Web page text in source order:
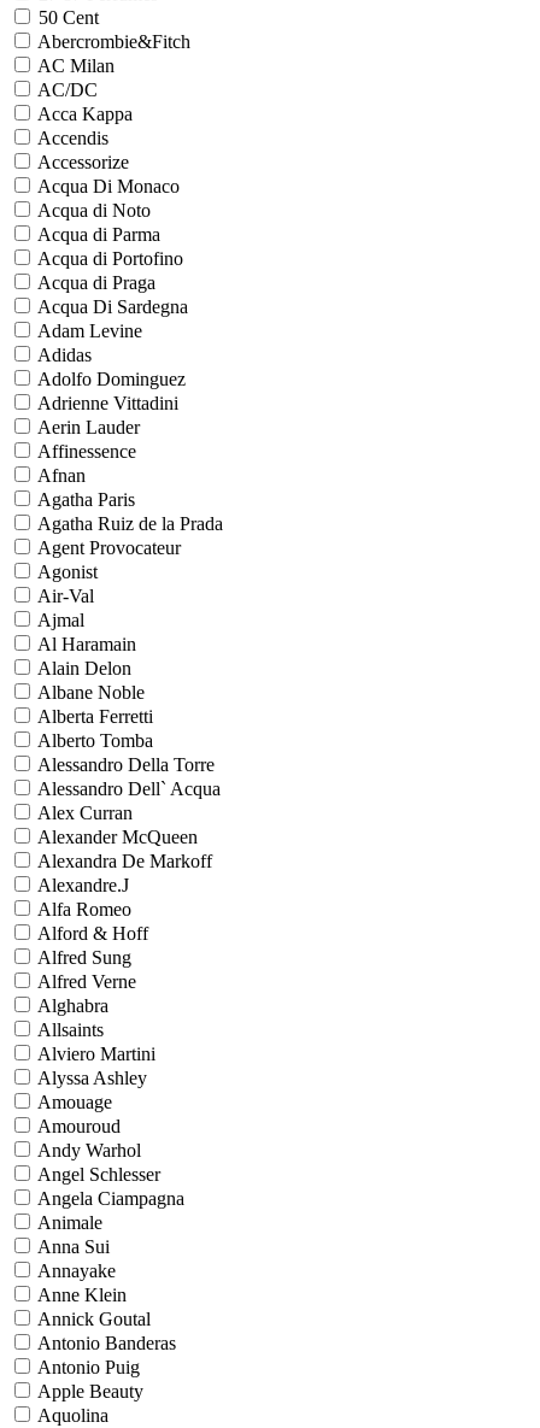
50 Cent
Abercrombie&Fitch
AC Milan
AC/DC
Acca Kappa
Accendis
Accessorize
Acqua Di Monaco
Acqua di Noto
Acqua di Parma
Acqua di Portofino
Acqua di Praga
Acqua Di Sardegna
Adam Levine
Adidas
Adolfo Dominguez
Adrienne Vittadini
Aerin Lauder
Affinessence
Afnan
Agatha Paris
Agatha Ruiz de la Prada
Agent Provocateur
Agonist
Air-Val
Ajmal
Al Haramain
Alain Delon
Albane Noble
Alberta Ferretti
Alberto Tomba
Alessandro Della Torre
Alessandro Dell` Acqua
Alex Curran
Alexander McQueen
Alexandra De Markoff
Alexandre.J
Alfa Romeo
Alford & Hoff
Alfred Sung
Alfred Verne
Alghabra
Allsaints
Alviero Martini
Alyssa Ashley
Amouage
Amouroud
Andy Warhol
Angel Schlesser
Angela Ciampagna
Animale
Anna Sui
Annayake
Anne Klein
Annick Goutal
Antonio Banderas
Antonio Puig
Apple Beauty
Aquolina